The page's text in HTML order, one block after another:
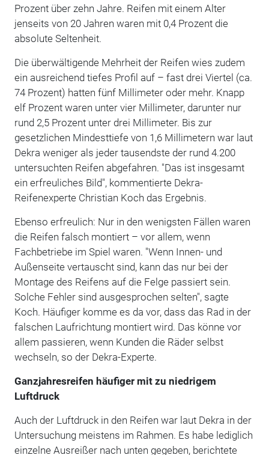
Prozent über zehn Jahre. Reifen mit einem Alter
jenseits von 20 Jahren waren mit 0,4 Prozent die
absolute Seltenheit.
Die überwältigende Mehrheit der Reifen wies zudem
ein ausreichend tiefes Profil auf – fast drei Viertel (ca.
74 Prozent) hatten fünf Millimeter oder mehr. Knapp
elf Prozent waren unter vier Millimeter, darunter nur
rund 2,5 Prozent unter drei Millimeter. Bis zur
gesetzlichen Mindesttiefe von 1,6 Millimetern war laut
Dekra weniger als jeder tausendste der rund 4.200
untersuchten Reifen abgefahren. "Das ist insgesamt
ein erfreuliches Bild", kommentierte Dekra-
Reifenexperte Christian Koch das Ergebnis.
Ebenso erfreulich: Nur in den wenigsten Fällen waren
die Reifen falsch montiert – vor allem, wenn
Fachbetriebe im Spiel waren. "Wenn Innen- und
Außenseite vertauscht sind, kann das nur bei der
Montage des Reifens auf die Felge passiert sein.
Solche Fehler sind ausgesprochen selten", sagte
Koch. Häufiger komme es da vor, dass das Rad in der
falschen Laufrichtung montiert wird. Das könne vor
allem passieren, wenn Kunden die Räder selbst
wechseln, so der Dekra-Experte.
Ganzjahresreifen häufiger mit zu niedrigem
Luftdruck
Auch der Luftdruck in den Reifen war laut Dekra in der
Untersuchung meistens im Rahmen. Es habe lediglich
einzelne Ausreißer nach unten gegeben, berichtete